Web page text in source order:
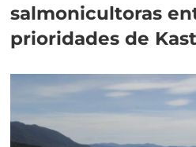
salmonicultoras
prioridades de